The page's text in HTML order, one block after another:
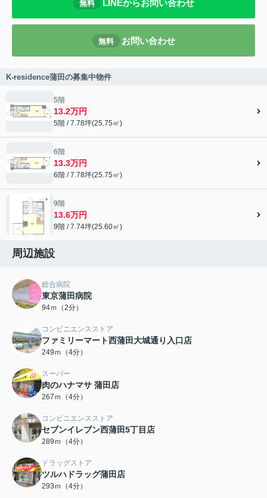
無料 LINEからお問い合わせ
無料 お問い合わせ
K-residence蒲田の募集中物件
5階
13.2万円
5階 / 7.78坪(25.75㎡)
6階
13.3万円
6階 / 7.78坪(25.75㎡)
9階
13.6万円
9階 / 7.74坪(25.60㎡)
周辺施設
総合病院
東京蒲田病院
94ｍ（2分）
コンビニエンスストア
ファミリーマート西蒲田大城通り入口店
249ｍ（4分）
スーパー
肉のハナマサ 蒲田店
267ｍ（4分）
コンビニエンスストア
セブンイレブン西蒲田5丁目店
289ｍ（4分）
ドラッグストア
ツルハドラッグ蒲田店
293ｍ（4分）